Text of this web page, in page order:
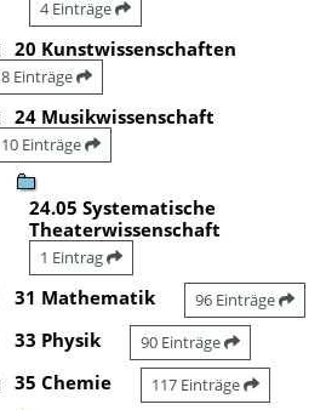
4 Einträge
20 Kunstwissenschaften
8 Einträge
24 Musikwissenschaft
10 Einträge
24.05 Systematische
Theaterwissenschaft
1 Eintrag
31 Mathematik 96 Einträge
33 Physik 90 Einträge
35 Chemie 117 Einträge